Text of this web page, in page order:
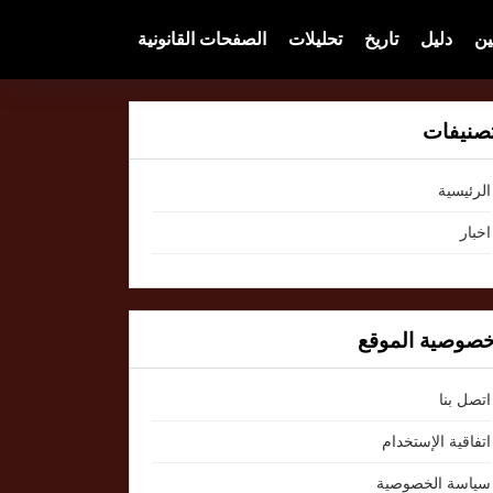
دليل تاريخ تحليلات الصفحات القانونية
الرئيسية
اخبار
الموقع
اتصل بنا
اتفاقية الإستخدام
سياسة الخصوصية